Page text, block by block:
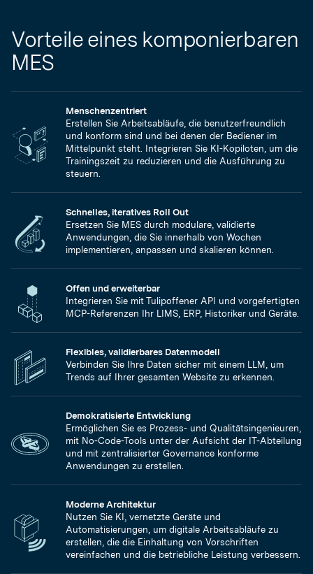
Vorteile eines komponierbaren
MES
Menschenzentriert
Erstellen Sie Arbeitsabläufe, die benutzerfreundlich
und konform sind und bei denen der Bediener im
Mittelpunkt steht. Integrieren Sie KI-Kopiloten, um die
Trainingszeit zu reduzieren und die Ausführung zu
steuern.
Schnelles, iteratives Roll Out
Ersetzen Sie MES durch modulare, validierte
Anwendungen, die Sie innerhalb von Wochen
implementieren, anpassen und skalieren können.
Offen und erweiterbar
Integrieren Sie mit Tulipoffener API und vorgefertigten
MCP-Referenzen Ihr LIMS, ERP, Historiker und Geräte.
Flexibles, validierbares Datenmodell
Verbinden Sie Ihre Daten sicher mit einem LLM, um
Trends auf Ihrer gesamten Website zu erkennen.
Demokratisierte Entwicklung
Ermöglichen Sie es Prozess- und Qualitätsingenieuren,
mit No-Code-Tools unter der Aufsicht der IT-Abteilung
und mit zentralisierter Governance konforme
Anwendungen zu erstellen.
Moderne Architektur
Nutzen Sie KI, vernetzte Geräte und
Automatisierungen, um digitale Arbeitsabläufe zu
erstellen, die die Einhaltung von Vorschriften
vereinfachen und die betriebliche Leistung verbessern.